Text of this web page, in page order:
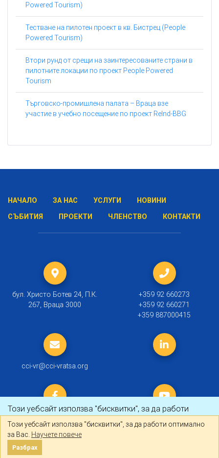
Този уебсайт използва "бисквитки", за да работи
оптимално за Вас.Научете повече
Разбрах
Този уебсайт използва "бисквитки", за да работи оптимално
за Вас. Научете повече
Разбрах
Powered Tourism)
Тестване на пилотен проект в кв. Бистрец (People
Powered Tourism)
Втори рунд от срещи на заинтересованите страни в
пилотните локации по проект People Powered
Tourism
Търговско-промишлена палата – Враца взе
участие в учебно посещение по проект ReInd-BBG
НАЧАЛО ЗА НАС УСЛУГИ
НОВИНИ
СЪБИТИЯ
ПРОЕКТИ ЧЛЕНСТВО КОНТАКТИ
бул. Христо Ботев 24, П.К.
267, Враца 3000
+359 92 660273
+359 92 660271
+359 887000415
cci-vr@cci-vratsa.org
© 2019 ТПП Враца |Политика за личните данни